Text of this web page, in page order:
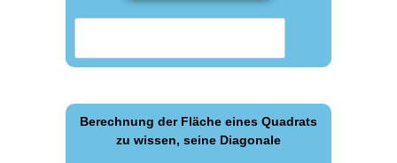
Berechnung der Fläche eines Quadrats
zu wissen, seine Diagonale